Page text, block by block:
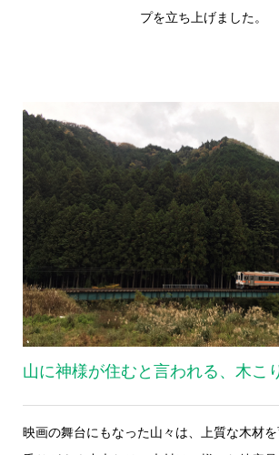
プを立ち上げました。
山に神様が住むと言われる、木こ
映画の舞台にもなった山々は、上質な木材を